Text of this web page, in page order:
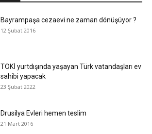
Bayrampaşa cezaevi ne zaman dönüşüyor ?
12 Şubat 2016
TOKİ yurtdışında yaşayan Türk vatandaşları ev
sahibi yapacak
23 Şubat 2022
Drusilya Evleri hemen teslim
21 Mart 2016